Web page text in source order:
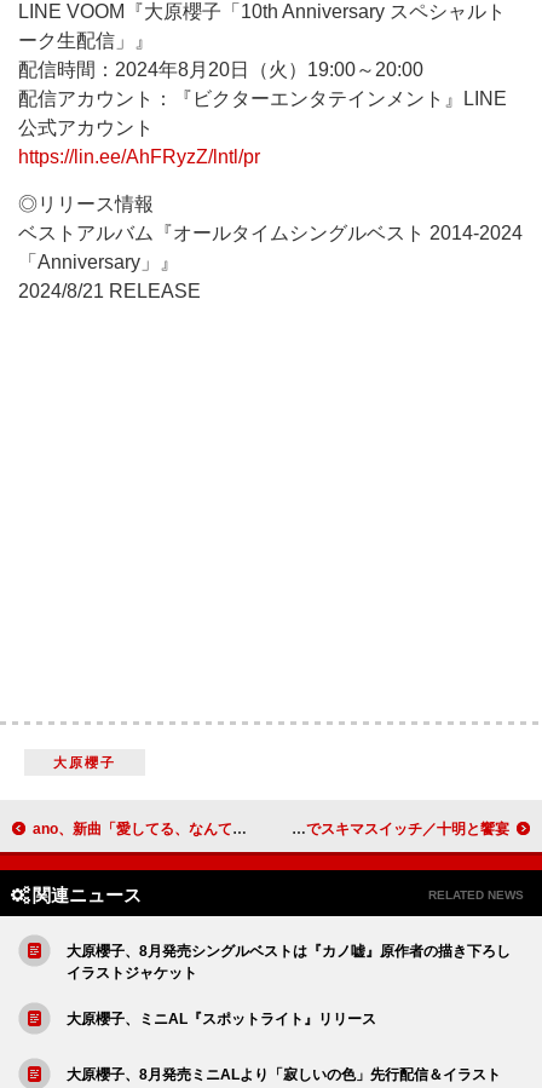
LINE VOOM『大原櫻子「10th Anniversary スペシャルト
ーク生配信」』
配信時間：2024年8月20日（火）19:00～20:00
配信アカウント：『ビクターエンタテインメント』LINE
公式アカウント
https://lin.ee/AhFRyzZ/lntl/pr
◎リリース情報
ベストアルバム『オールタイムシングルベスト 2014-2024
「Anniversary」』
2024/8/21 RELEASE
大原櫻子
ano、新曲「愛してる、なんてね。」岡山天音が主演するドラマ風MVプレミア公開へ 中島颯太（FANTASTICS）「夢のような時間でした」自身のラジオ番組イベントでスキマスイッチ／十明と饗宴
関連ニュース RELATED NEWS
大原櫻子、8月発売シングルベストは『カノ嘘』原作者の描き下ろし
イラストジャケット
大原櫻子、ミニAL『スポットライト』リリース
大原櫻子、8月発売ミニALより「寂しいの色」先行配信＆イラスト